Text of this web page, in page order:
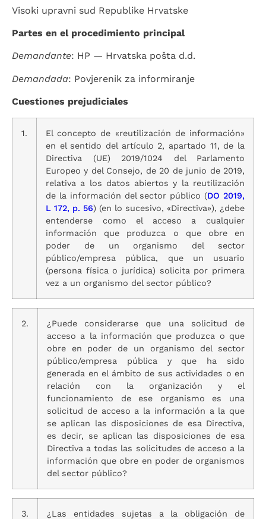
Visoki upravni sud Republike Hrvatske
Partes en el procedimiento principal
Demandante: HP — Hrvatska pošta d.d.
Demandada: Povjerenik za informiranje
Cuestiones prejudiciales
1.
El concepto de «reutilización de información»
en el sentido del artículo 2, apartado 11, de la
Directiva (UE) 2019/1024 del Parlamento
Europeo y del Consejo, de 20 de junio de 2019,
relativa a los datos abiertos y la reutilización
de la información del sector público (DO 2019,
L 172, p. 56) (en lo sucesivo, «Directiva»), ¿debe
entenderse como el acceso a cualquier
información que produzca o que obre en
poder de un organismo del sector
público/empresa pública, que un usuario
(persona física o jurídica) solicita por primera
vez a un organismo del sector público?
2.
¿Puede considerarse que una solicitud de
acceso a la información que produzca o que
obre en poder de un organismo del sector
público/empresa pública y que ha sido
generada en el ámbito de sus actividades o en
relación con la organización y el
funcionamiento de ese organismo es una
solicitud de acceso a la información a la que
se aplican las disposiciones de esa Directiva,
es decir, se aplican las disposiciones de esa
Directiva a todas las solicitudes de acceso a la
información que obre en poder de organismos
del sector público?
3.
¿Las entidades sujetas a la obligación de